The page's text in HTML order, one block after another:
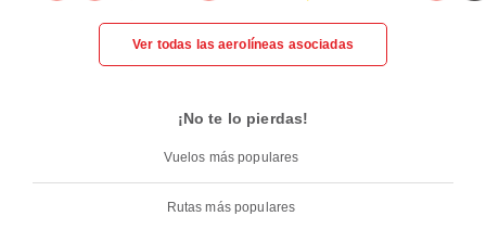
Ver todas las aerolíneas asociadas
¡No te lo pierdas!
Vuelos más populares
Rutas más populares